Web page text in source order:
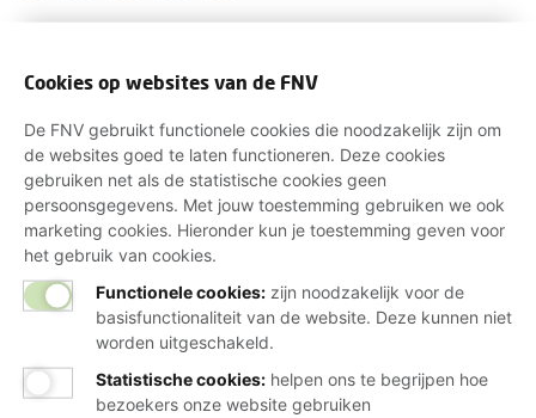
Cookies op websites van de FNV
De FNV gebruikt functionele cookies die noodzakelijk zijn om
de websites goed te laten functioneren. Deze cookies
gebruiken net als de statistische cookies geen
persoonsgegevens. Met jouw toestemming gebruiken we ook
marketing cookies. Hieronder kun je toestemming geven voor
het gebruik van cookies.
Functionele cookies: zijn noodzakelijk voor de
basisfunctionaliteit van de website. Deze kunnen niet
worden uitgeschakeld.
Statistische cookies: helpen ons te begrijpen hoe
bezoekers onze website gebruiken